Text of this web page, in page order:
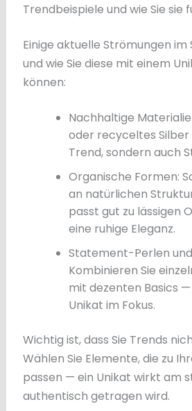
Trendbeispiele und wie Sie sie
Einige aktuelle Strömungen im
und wie Sie diese mit einem
können:
Nachhaltige
oder recyceltes Silber
Trend, sondern auch
Organische Formen:
an natürlichen
passt gut zu lässigen
eine ruhige Eleganz.
Statement-Perlen
Kombinieren Sie
mit dezenten Basics
Unikat im Fokus.
Wichtig ist, dass Sie Trends
Wählen Sie Elemente, die zu
passen — ein Unikat wirkt am
authentisch getragen wird.